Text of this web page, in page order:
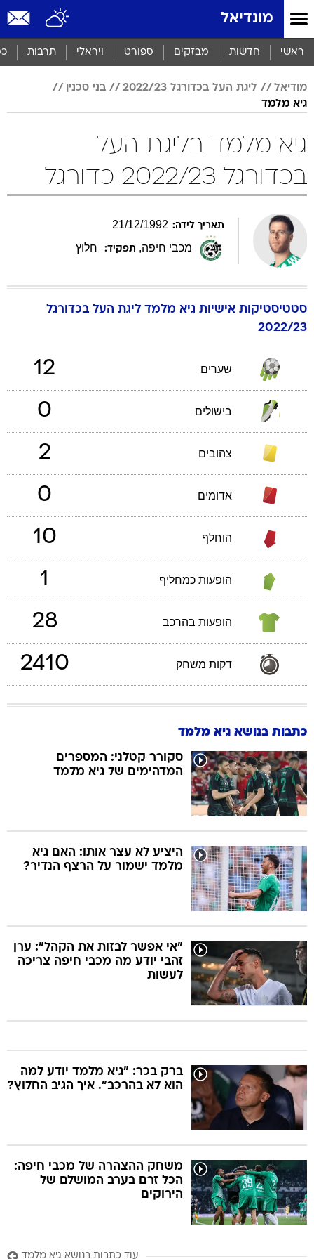
מונדיאל
ראשי חדשות מבזקים ספורט ויראלי תרבות
מודיאל ליגת העל בכדורגל 2022/23
בני סכנין
גיא מלמד
גיא מלמד בליגת העל
בכדורגל 2022/23 כדורגל
תאריך לידה: 21/12/1992
מכבי חיפה, תפקיד: חלוץ
סטטיסטיקות אישיות גיא מלמד ליגת העל בכדורגל
2022/23
שערים 12
בישולים 0
צהובים 2
אדומים 0
הוחלף 10
הופעות כמחליף 1
הופעות בהרכב 28
דקות משחק 2410
כתבות בנושא גיא מלמד
סקורר קטלני: המספרים
המדהימים של גיא מלמד
היציע לא עצר אותו: האם גיא
מלמד ישמור על הרצף הנדיר?
"אי אפשר לבזות את הקהל": ערן
זהבי יודע מה מכבי חיפה צריכה
לעשות
ברק בכר: "גיא מלמד יודע למה
הוא לא בהרכב". איך הגיב החלוץ?
משחק ההצהרה של מכבי חיפה:
הכל זרם בערב המושלם של
הירוקים
עוד כתבות בנושא גיא מלמד